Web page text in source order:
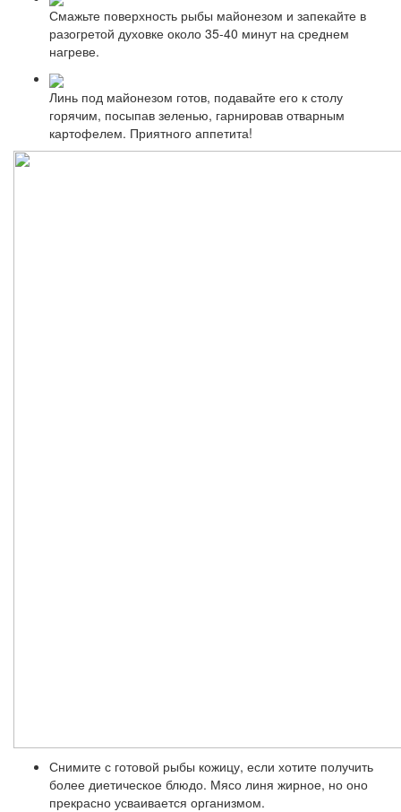
Смажьте поверхность рыбы майонезом и запекайте в
разогретой духовке около 35-40 минут на среднем
нагреве.
Линь под майонезом готов, подавайте его к столу
горячим, посыпав зеленью, гарнировав отварным
картофелем. Приятного аппетита!
Снимите с готовой рыбы кожицу, если хотите получить
более диетическое блюдо. Мясо линя жирное, но оно
прекрасно усваивается организмом.